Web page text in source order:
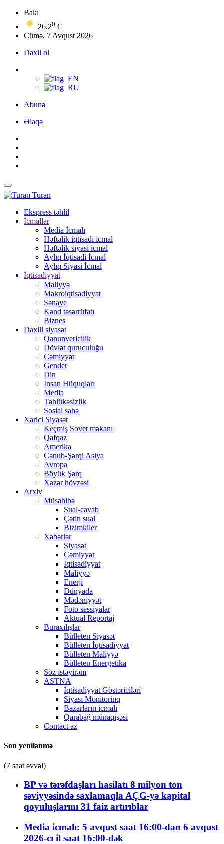
Bakı
26.20 C
Cümə, 7 Avqust 2026
Daxil ol
Abunə
Əlaqə
Turan
Ekspress təhlil
İcmallar
Media İcmalı
Həftəlik iqtisadi icmal
Həftəlik siyasi icmal
Aylıq İqtisadi İcmal
Aylıq Siyasi İcmal
İqtisadiyyat
Maliyyə
Makroiqtisadiyyat
Sənaye
Kənd təsərrüfatı
Biznes
Daxili siyasət
Qanunvericilik
Dövlət quruculuğu
Cəmiyyət
Gender
Din
İnsan Hüquqları
Media
Təhlükəsizlik
Sosial sahə
Xarici Siyasət
Keçmiş Sovet məkanı
Qafqaz
Amerika
Cənub-Şərqi Asiya
Avropa
Böyük Şərq
Xəzər hövzəsi
Arxiv
Müsahibə
Sual-cavab
Çətin sual
Bizimkiler
Xəbərlər
Siyasət
Cəmiyyət
İqtisadiyyat
Maliyyə
Enerji
Dünyada
Mədəniyyət
Foto sessiyalar
Aktual Reportaj
Buraxılışlar
Bülleten Siyasət
Bülleten İqtisadiyyat
Bülleten Maliyyə
Bülleten Energetika
Söz istəyirəm
ASTNA
İqtisadiyyat Göstəriciləri
Siyası Monitorinq
Bazarların icmalı
Qarabağ münaqişəsi
Contact az
Son yenilənmə
(7 saat əvvəl)
BP və tərəfdaşları hasilatı 8 milyon ton
səviyyəsində saxlamaqla AÇG-yə kapital
qoyuluşlarını 31 faiz artırıblar
Media icmalı: 5 avqust saat 16:00-dan 6 avqust
2026-cı il saat 16:00-dək